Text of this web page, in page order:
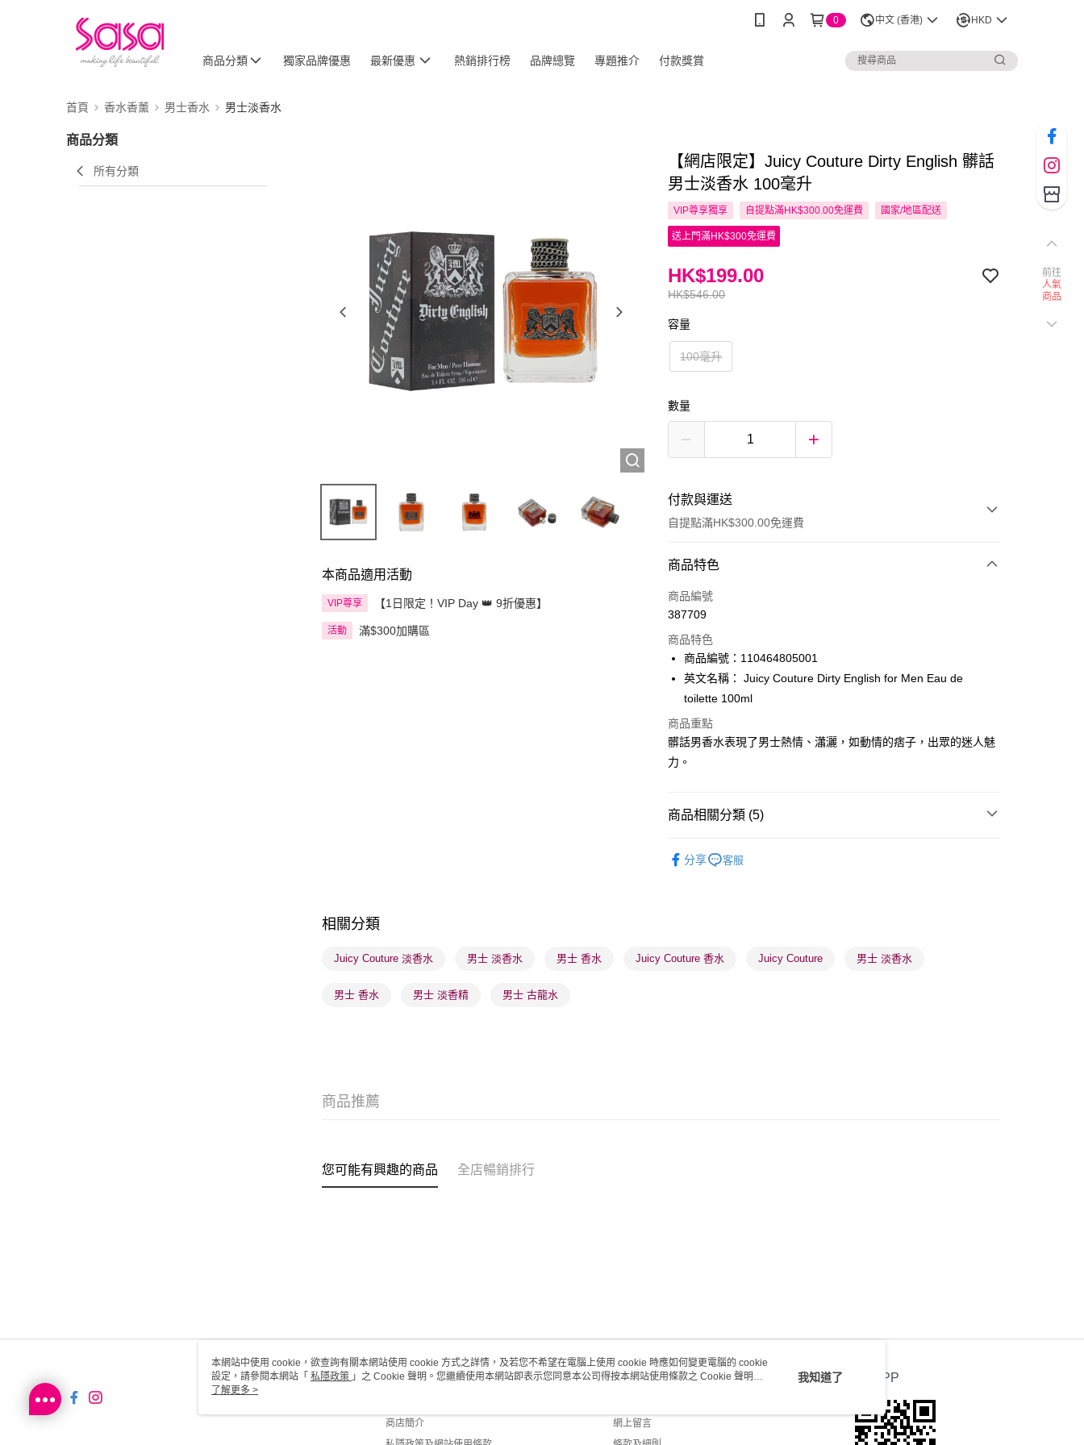
0 中文 (香港) HKD
商品分類 獨家品牌優惠 最新優惠 熱銷排行榜 品牌總覽 專題推介 付款獎賞
首頁 香水香薰 男士香水 男士淡香水
商品分類
所有分類
本商品適用活動
VIP尊享 【1日限定！VIP Day 👑 9折優惠】
活動 滿$300加購區
【網店限定】Juicy Couture Dirty English 髒話
男士淡香水 100毫升
VIP尊享獨享 自提點滿HK$300.00免運費 國家/地區配送
送上門滿HK$300免運費
HK$546.00
HK$199.00
容量
100毫升
數量
付款與運送
自提點滿HK$300.00免運費
付款方式
信用卡
AlipayHK
PayMe
BoC Pay
順豐自助櫃 - 確認發貨後1-3個工作天送達
商品特色
商品編號
387709
商品特色
商品編號：110464805001
英文名稱： Juicy Couture Dirty English for Men Eau de
toilette 100ml
商品重點
髒話男香水表現了男士熱情、瀟灑，如動情的痞子，出眾的迷人魅
力。
商品相關分類 (5)
本月人氣推薦 清新香氣 魅力香水
分享 客服
相關分類
Juicy Couture 淡香水 男士 淡香水 男士 香水 Juicy Couture 香水 Juicy Couture 男士 淡香水
男士 香水 男士 淡香精 男士 古龍水
商品推薦
您可能有興趣的商品 全店暢銷排行
關於我們
商店簡介
客戶服務
網上留言
官方APP
前往
人氣
商品
本網站中使用 cookie，欲查詢有關本網站使用 cookie 方式之詳情，及若您不希望在電腦上使用 cookie 時應如何變更電腦的 cookie
設定，請參閱本網站「 私隱政策 」之 Cookie 聲明。您繼續使用本網站即表示您同意本公司得按本網站使用條款之 Cookie 聲明使
用 cookie。
了解更多 >
我知道了